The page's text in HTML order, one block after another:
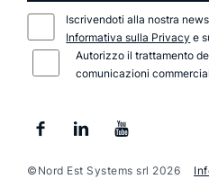
Iscrivendoti alla nostra
Informativa sulla Privacy e
Autorizzo il trattamento
comunicazioni
©Nord Est Systems srl 2026